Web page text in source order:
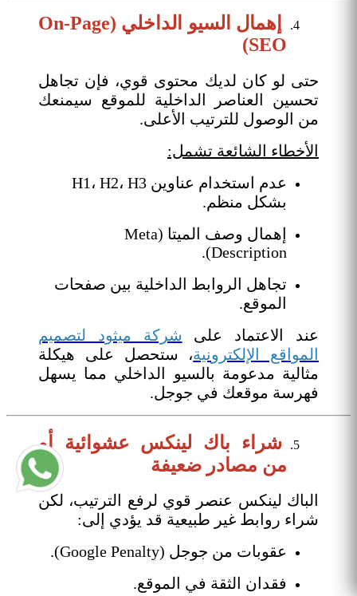
إهمال السيو الداخلي (On-Page
SEO)
حتى لو كان لديك محتوى قوي، فإن تجاهل
تحسين العناصر الداخلية للموقع سيمنعك
من الوصول للترتيب الأعلى.
الأخطاء الشائعة تشمل:
عدم استخدام عناوين H1، H2، H3
بشكل منظم.
إهمال وصف الميتا (Meta
Description).
تجاهل الروابط الداخلية بين صفحات
الموقع.
عند الاعتماد على شركة ميثود لتصميم
المواقع الإلكترونية، ستحصل على هيكلة
مثالية مدعومة بالسيو الداخلي مما يسهل
فهرسة موقعك في جوجل.
شراء باك لينكس عشوائية أو
من مصادر ضعيفة
الباك لينكس عنصر قوي لرفع الترتيب، لكن
شراء روابط غير طبيعية قد يؤدي إلى:
عقوبات من جوجل (Google Penalty).
فقدان الثقة في الموقع.